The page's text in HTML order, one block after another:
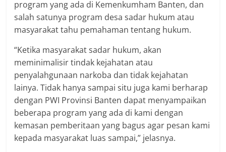
program yang ada di Kemenkumham Banten, dan
salah satunya program desa sadar hukum atau
masyarakat tahu pemahaman tentang hukum.
“Ketika masyarakat sadar hukum, akan
meminimalisir tindak kejahatan atau
penyalahgunaan narkoba dan tidak kejahatan
lainya. Tidak hanya sampai situ juga kami berharap
dengan PWI Provinsi Banten dapat menyampaikan
beberapa program yang ada di kami dengan
kemasan pemberitaan yang bagus agar pesan kami
kepada masyarakat luas sampai,” jelasnya.